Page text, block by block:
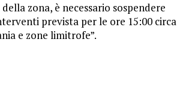
zona, è necessario sospendere
prevista per le ore 15:00 circa
e zone limitrofe”.